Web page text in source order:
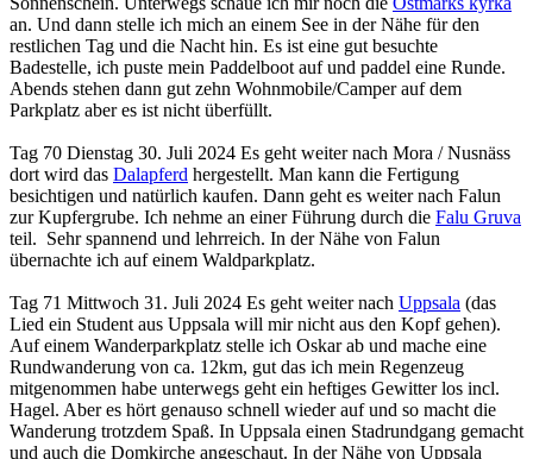
an. Und dann stelle ich mich an einem See in der Nähe für den
restlichen Tag und die Nacht hin. Es ist eine gut besuchte
Badestelle, ich puste mein Paddelboot auf und paddel eine Runde.
Abends stehen dann gut zehn Wohnmobile/Camper auf dem
Parkplatz aber es ist nicht überfüllt.
Tag 70 Dienstag 30. Juli 2024 Es geht weiter nach Mora / Nusnäss
dort wird das Dalapferd hergestellt. Man kann die Fertigung
besichtigen und natürlich kaufen. Dann geht es weiter nach Falun
zur Kupfergrube. Ich nehme an einer Führung durch die Falu Gruva
teil. Sehr spannend und lehrreich. In der Nähe von Falun
übernachte ich auf einem Waldparkplatz.
Tag 71 Mittwoch 31. Juli 2024 Es geht weiter nach Uppsala (das
Lied ein Student aus Uppsala will mir nicht aus den Kopf gehen).
Auf einem Wanderparkplatz stelle ich Oskar ab und mache eine
Rundwanderung von ca. 12km, gut das ich mein Regenzeug
mitgenommen habe unterwegs geht ein heftiges Gewitter los incl.
Hagel. Aber es hört genauso schnell wieder auf und so macht die
Wanderung trotzdem Spaß. In Uppsala einen Stadrundgang gemacht
und auch die Domkirche angeschaut. In der Nähe von Uppsala